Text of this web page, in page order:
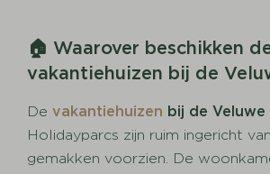
🏠 Waarover beschikken
vakantiehuizen bij de
Devakantiehuizen bij de Veluwe
Holidayparcs zijn ruim ingericht
gemakken voorzien. De